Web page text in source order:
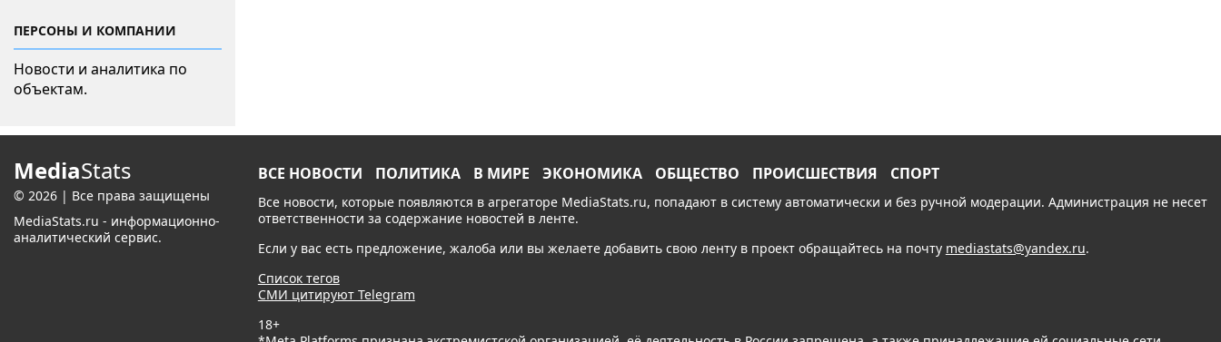
ПЕРСОНЫ И КОМПАНИИ
Новости и аналитика по
объектам.
MediaStats
© 2026 | Все права защищены
MediaStats.ru - информационно-
аналитический сервис.
ВСЕ НОВОСТИ ПОЛИТИКА В МИРЕ ЭКОНОМИКА ОБЩЕСТВО ПРОИСШЕСТВИЯ СПОРТ
Все новости, которые появляются в агрегаторе MediaStats.ru, попадают в систему автоматически и без ручной модерации. Администрация не несет
ответственности за содержание новостей в ленте.
Если у вас есть предложение, жалоба или вы желаете добавить свою ленту в проект обращайтесь на почту mediastats@yandex.ru.
Список тегов
СМИ цитируют Telegram
18+